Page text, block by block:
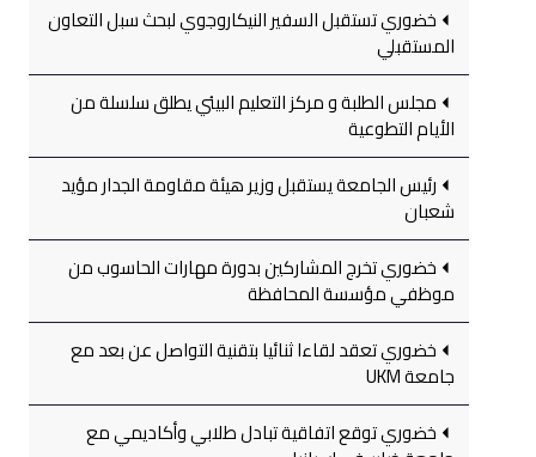
خضوري تستقبل السفير النيكاروجوي لبحث سبل التعاون
المستقبلي
مجلس الطلبة و مركز التعليم البيئي يطلق سلسلة من
الأيام التطوعية
رئيس الجامعة يستقبل وزير هيئة مقاومة الجدار مؤيد
شعبان
خضوري تخرج المشاركين بدورة مهارات الحاسوب من
موظفي مؤسسة المحافظة
خضوري تعقد لقاءا ثنائيا بتقنية التواصل عن بعد مع
جامعة UKM
خضوري توقع اتفاقية تبادل طلابي وأكاديمي مع